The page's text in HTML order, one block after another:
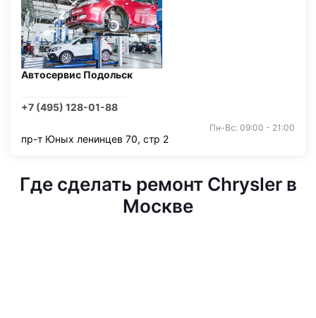
Автосервис Подольск
+7 (495) 128-01-88
Пн-Вс: 09:00 - 21:00
пр-т Юных ленинцев 70, стр 2
Где сделать ремонт Chrysler в
Москве